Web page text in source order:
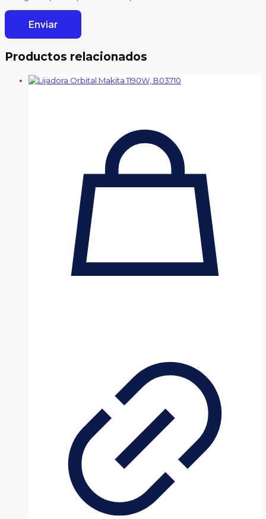
Productos relacionados